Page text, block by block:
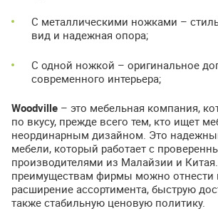
С металлическими ножками –
вид и надежная опора;
С одной ножкой – оригинальное
современного интерьера;
Woodville – это мебельная компания,
по вкусу, прежде всего тем, кто ищет
неординарным дизайном. Это
мебели, который работает с
производителями из Малайзии и
преимуществам фирмы можно отнести
расширение ассортимента, быструю
также стабильную ценовую политику.